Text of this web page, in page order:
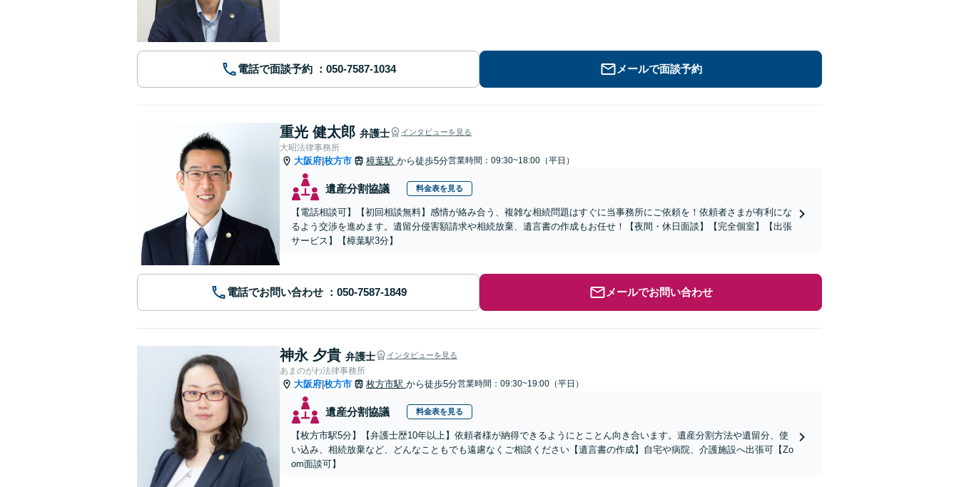
電話で面談予約 メールで面談予約
重光 健太郎 弁護士 インタビューを見る
大昭法律事務所
大阪府 枚方市 樟葉駅 から徒歩5分営業時間：09:30~18:00（平日）
遺産分割協議 料金表を見る
【電話相談可】【初回相談無料】感情が絡み合う、複雑な相続問題はすぐに当事務所にご依頼を！依頼者さまが有利にな
るよう交渉を進めます。遺留分侵害額請求や相続放棄、遺言書の作成もお任せ！【夜間・休日面談】【完全個室】【出張
サービス】【樟葉駅3分】
電話でお問い合わせ メールでお問い合わせ
神永 夕貴 弁護士 インタビューを見る
あまのがわ法律事務所
大阪府 枚方市 枚方市駅 から徒歩5分営業時間：09:30~19:00（平日）
遺産分割協議 料金表を見る
【枚方市駅5分】【弁護士歴10年以上】依頼者様が納得できるようにとことん向き合います。遺産分割方法や遺留分、使
い込み、相続放棄など、どんなこともでも遠慮なくご相談ください【遺言書の作成】自宅や病院、介護施設へ出張可【Zo
om面談可】